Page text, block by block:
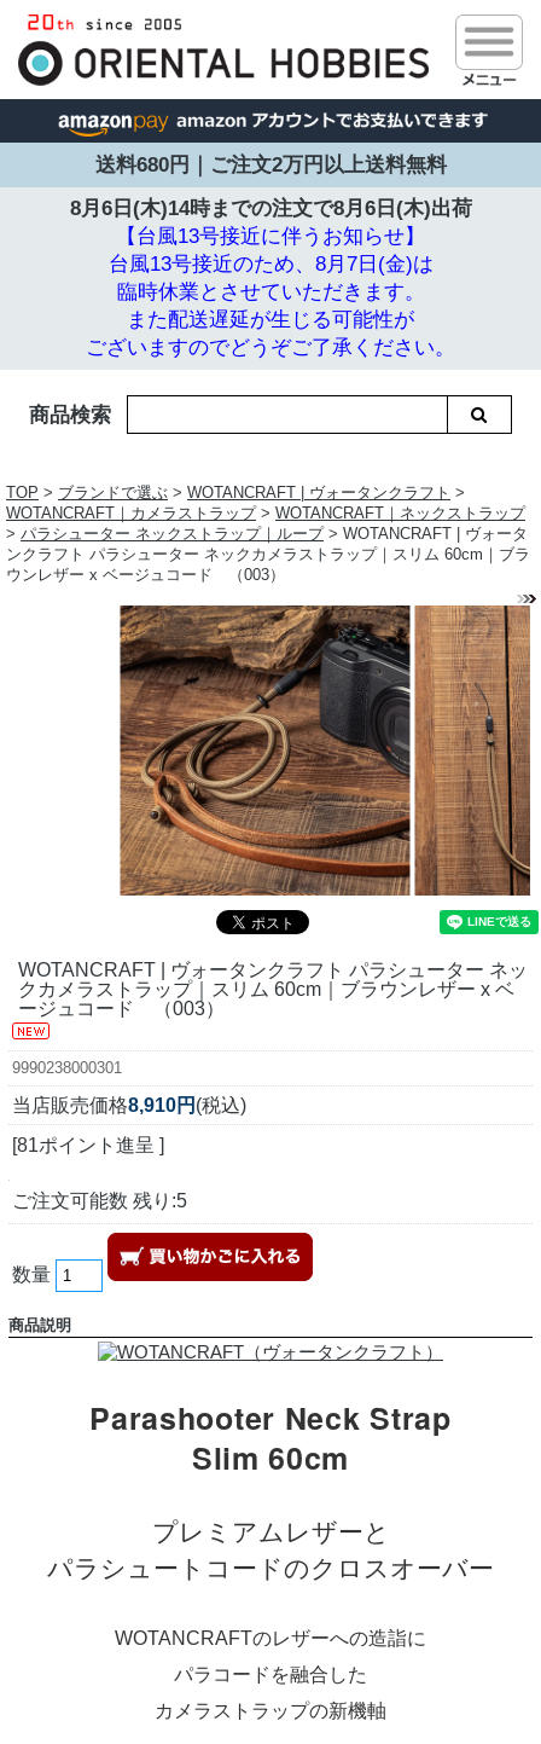
送料680円｜ご注文2万円以上送料無料
8月6日(木)14時までの注文で8月6日(木)出荷
【台風13号接近に伴うお知らせ】
台風13号接近のため、8月7日(金)は
臨時休業とさせていただきます。
また配送遅延が生じる可能性が
ございますのでどうぞご了承ください。
商品検索
TOP > ブランドで選ぶ > WOTANCRAFT | ヴォータンクラフト >
WOTANCRAFT｜カメラストラップ> WOTANCRAFT｜ネックストラップ
> パラシューター ネックストラップ｜ループ> WOTANCRAFT | ヴォータ
ンクラフト パラシューター ネックカメラストラップ｜スリム 60cm｜ブラ
ウンレザー x ベージュコード （003）
WOTANCRAFT | ヴォータンクラフト パラシューター ネッ
クカメラストラップ｜スリム 60cm｜ブラウンレザー x ベ
ージュコード （003）
9990238000301
当店販売価格8,910円 (税込)
[81ポイント進呈 ]
ご注文可能数 残り:5
数量
商品説明
Parashooter Neck Strap
Slim 60cm
プレミアムレザーと
パラシュートコードのクロスオーバー
WOTANCRAFTのレザーへの造詣に
パラコードを融合した
カメラストラップの新機軸